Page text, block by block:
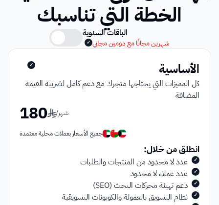
الخطة التي تناسبك
الباقات السنوية
شهرين مجانًا مع دومين مجاني ✓
الأساسية ✓
المضافة
شهر/
180
جميع الأسعار بعملات محلية معتمدة
انطلق من خلال:
عدد لا محدود من المنتجات والطلبات ✓
عدد عملاء لا محدود ✓
دعم تهيئة محركات البحث (SEO) ✓
نظام التسويق بالعمولة والكوبونات التسويقية ✓